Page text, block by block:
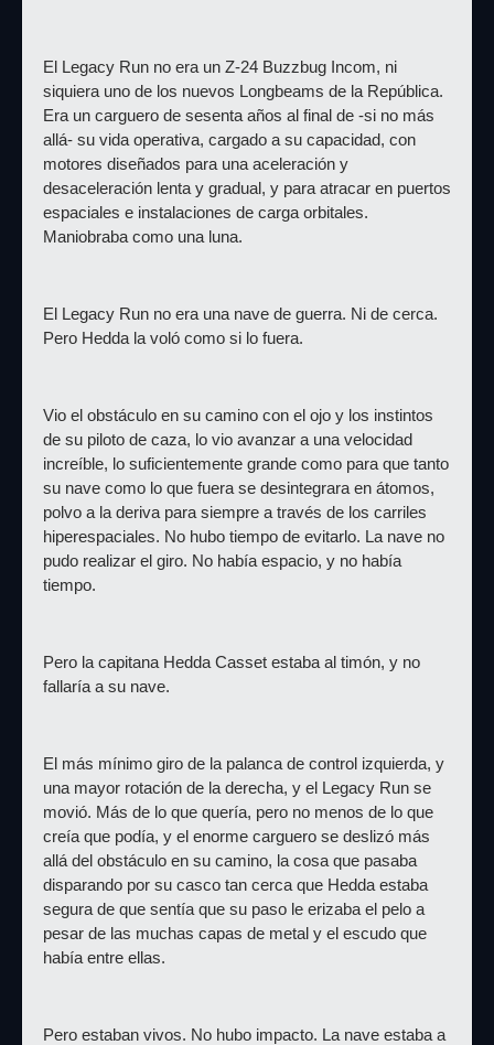
El Legacy Run no era un Z-24 Buzzbug Incom, ni
siquiera uno de los nuevos Longbeams de la República.
Era un carguero de sesenta años al final de -si no más
allá- su vida operativa, cargado a su capacidad, con
motores diseñados para una aceleración y
desaceleración lenta y gradual, y para atracar en puertos
espaciales e instalaciones de carga orbitales.
Maniobraba como una luna.
El Legacy Run no era una nave de guerra. Ni de cerca.
Pero Hedda la voló como si lo fuera.
Vio el obstáculo en su camino con el ojo y los instintos
de su piloto de caza, lo vio avanzar a una velocidad
increíble, lo suficientemente grande como para que tanto
su nave como lo que fuera se desintegrara en átomos,
polvo a la deriva para siempre a través de los carriles
hiperespaciales. No hubo tiempo de evitarlo. La nave no
pudo realizar el giro. No había espacio, y no había
tiempo.
Pero la capitana Hedda Casset estaba al timón, y no
fallaría a su nave.
El más mínimo giro de la palanca de control izquierda, y
una mayor rotación de la derecha, y el Legacy Run se
movió. Más de lo que quería, pero no menos de lo que
creía que podía, y el enorme carguero se deslizó más
allá del obstáculo en su camino, la cosa que pasaba
disparando por su casco tan cerca que Hedda estaba
segura de que sentía que su paso le erizaba el pelo a
pesar de las muchas capas de metal y el escudo que
había entre ellas.
Pero estaban vivos. No hubo impacto. La nave estaba a